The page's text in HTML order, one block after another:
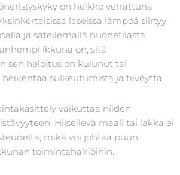
on heikko verrattuna
laseissa lämpöä siirtyy
ja säteilemällä huonetilasta
ikkuna on, sitä
sen heloitus on kulunut tai
sulkeutumista ja tiiveyttä.
vaikuttaa niiden
Hilseilevä maali tai lakka ei
mikä voi johtaa puun
toimintahäiriöihin.